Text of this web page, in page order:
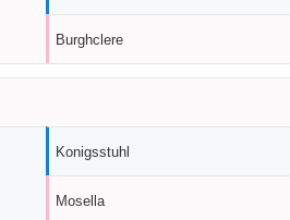
Burghclere
Konigsstuhl
Mosella